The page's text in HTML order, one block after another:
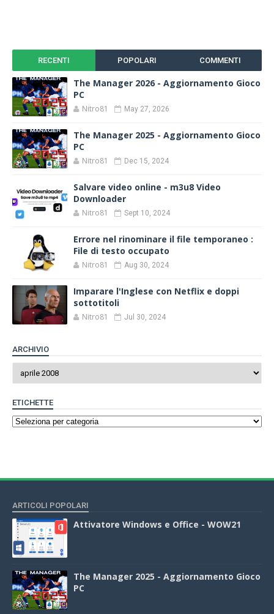
RECENTI POPOLARI COMMENTI
The Manager 2026 - Aggiornamento Gioco
PC
Nitro81 May 27, 2026
The Manager 2025 - Aggiornamento Gioco
PC
Nitro81 Dec 15, 2024
Salvare video online - m3u8 Video
Downloader
Nitro81 Sept 10, 2024
Errore nel rinominare il file temporaneo :
File di testo occupato
Nitro81 Aug 30, 2024
Imparare l'Inglese con Netflix e doppi
sottotitoli
Nitro81 Jul 30, 2024
ARCHIVIO
ETICHETTE
ARTICOLI POPOLARI
Attivatore Windows e Office - WOW21
The Manager 2025 - Aggiornamento Gioco
PC